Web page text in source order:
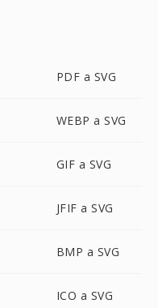
PDF a SVG
WEBP a SVG
GIF a SVG
JFIF a SVG
BMP a SVG
ICO a SVG